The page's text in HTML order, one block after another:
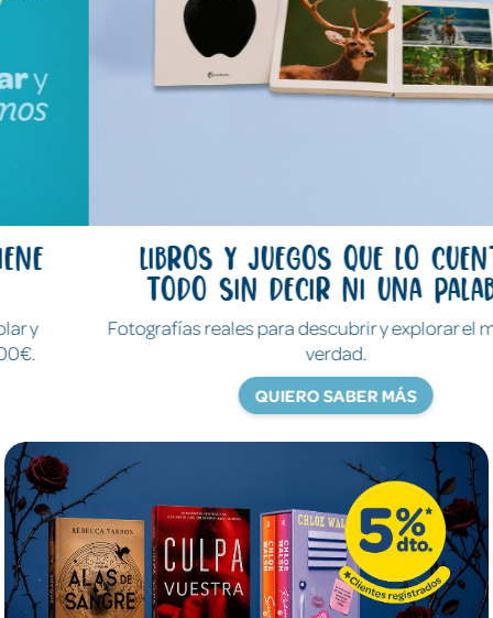
Libros y juegos que lo cuentan
todo sin decir ni una palabra
Fotografías reales para descubrir y explorar el mundo de
QUIERO SABER MÁS